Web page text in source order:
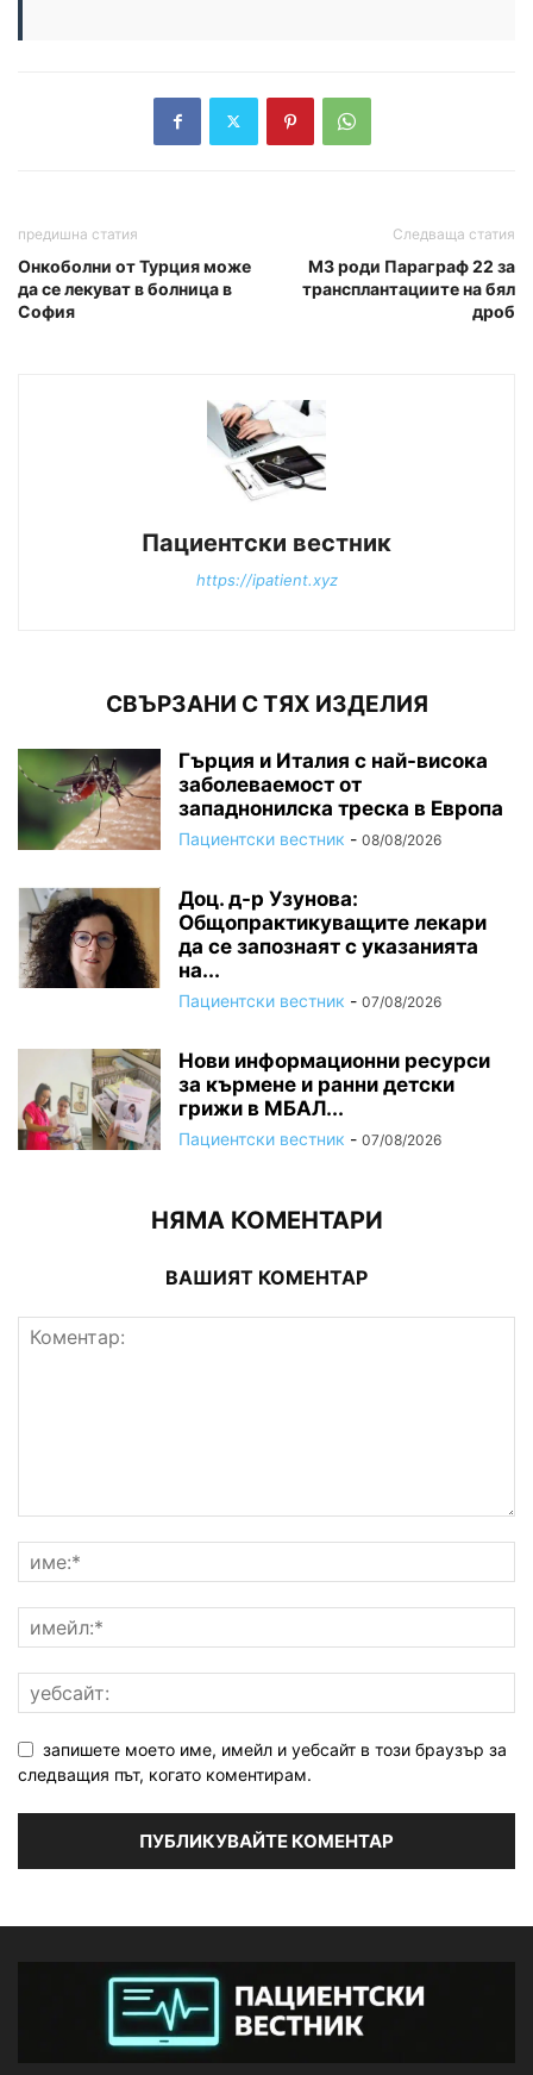
предишна статия
Онкоболни от Турция може
да се лекуват в болница в
София
Следваща статия
МЗ роди Параграф 22 за
трансплантациите на бял
дроб
Пациентски вестник
https://ipatient.xyz
СВЪРЗАНИ С ТЯХ ИЗДЕЛИЯ
Гърция и Италия с най-висока
заболеваемост от
западнонилска треска в Европа
Пациентски вестник - 08/08/2026
Доц. д-р Узунова:
Общопрактикуващите лекари
да се запознаят с указанията
на...
Пациентски вестник - 07/08/2026
Нови информационни ресурси
за кърмене и ранни детски
грижи в МБАЛ...
Пациентски вестник - 07/08/2026
НЯМА КОМЕНТАРИ
ВАШИЯТ КОМЕНТАР
запишете моето име, имейл и уебсайт в този браузър за
следващия път, когато коментирам.